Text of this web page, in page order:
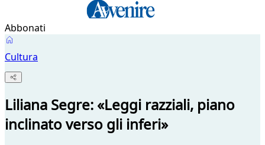
Abbonati
Cultura
Liliana Segre: «Leggi razziali, piano
inclinato verso gli inferi»